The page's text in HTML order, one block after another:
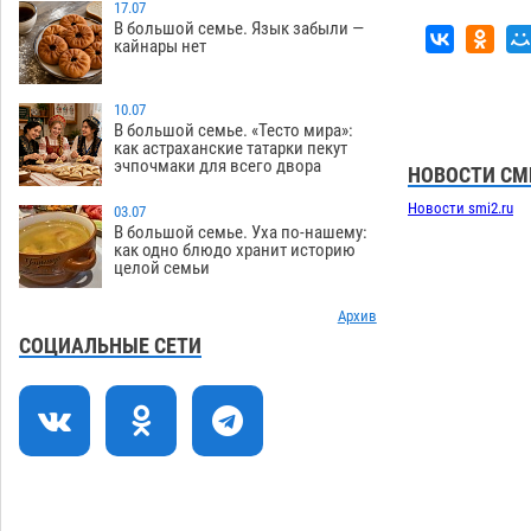
перехода, попал под колеса авто в
Астрахани
08.08 661
12:02
Астраханский следком помог
подростку получить зарплату за
честный труд
08.08 446
10:51
Фаворитская ноша: астраханские
пермякам
08.08 414
09:00
Лидеры чеченской диаспоры в
Астрахани осудили выходку молодого
18:00
Завтра астраханцы проведут день в
режиме экстремальной температурной
нагрузки
17.07
В большой семье. Язык забыли —
кайнары нет
10.07
В большой семье. «Тесто мира»:
как астраханские татарки пекут
эчпочмаки для всего двора
03.07
В большой семье. Уха по-нашему:
как одно блюдо хранит историю
целой семьи
Архив
СОЦИАЛЬНЫЕ СЕТИ
НОВОСТИ
Новости smi2.ru